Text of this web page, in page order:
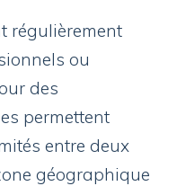
régulièrement
ou
des
permettent
entre deux
géographique